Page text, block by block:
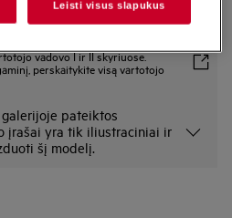
vadovo I ir II skyriuose.
perskaitykite visą vartotojo
pateiktos
įrašai yra tik iliustraciniai ir
šį modelį.
Leisti visus slapukus